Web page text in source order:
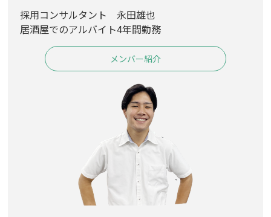
採用コンサルタント 永田雄也
居酒屋でのアルバイト4年間勤務
メンバー紹介